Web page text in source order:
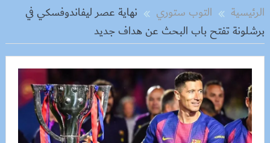
الرئيسية التوب ستوري
نهاية عصر ليفاندوفسكي في
برشلونة تفتح باب البحث عن هداف جديد